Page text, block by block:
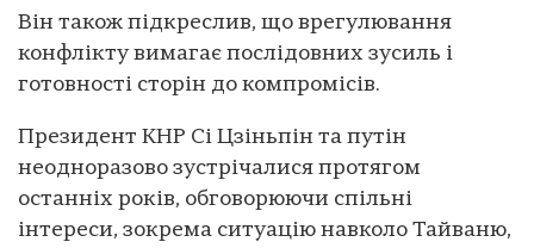
Він також підкреслив, що врегулювання
конфлікту вимагає послідовних зусиль і
готовності сторін до компромісів.
Президент КНР Сі Цзіньпін та путін
неодноразово зустрічалися протягом
останніх років, обговорюючи спільні
інтереси, зокрема ситуацію навколо Тайваню,